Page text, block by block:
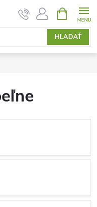
HĽADAŤ
KOŠÍK